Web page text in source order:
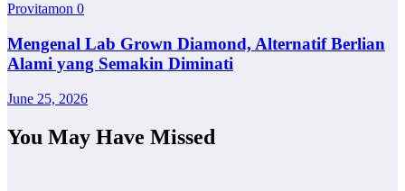
Provitamon 0
Mengenal Lab Grown Diamond, Alternatif Berlian
Alami yang Semakin Diminati
June 25, 2026
You May Have Missed